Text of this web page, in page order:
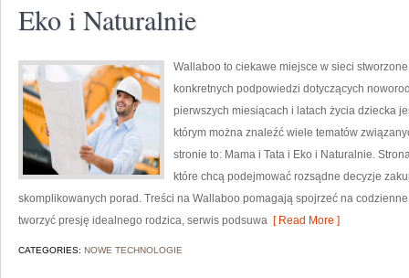
Eko i Naturalnie
Wallaboo to ciekawe miejsce w sieci
konkretnych podpowiedzi dotyczących
pierwszych miesiącach i latach życia dziecka
którym można znaleźć wiele tematów
stronie to: Mama i Tata i Eko i Naturalnie.
które chcą podejmować rozsądne decyzje
skomplikowanych porad. Treści na Wallaboo pomagają spojrzeć na
tworzyć presję idealnego rodzica, serwis podsuwa [ Read More ]
CATEGORIES: NOWE TECHNOLOGIE